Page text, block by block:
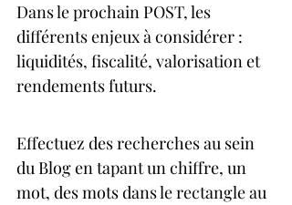
Dans le prochain POST, les
différents enjeux à considérer :
liquidités, fiscalité, valorisation et
rendements futurs.
Effectuez des recherches au sein
du Blog en tapant un chiffre, un
mot, des mots dans le rectangle au